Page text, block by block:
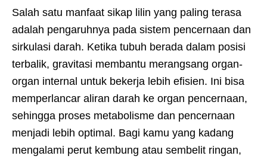
Salah satu manfaat sikap lilin yang paling terasa
adalah pengaruhnya pada sistem pencernaan dan
sirkulasi darah. Ketika tubuh berada dalam posisi
terbalik, gravitasi membantu merangsang organ-
organ internal untuk bekerja lebih efisien. Ini bisa
memperlancar aliran darah ke organ pencernaan,
sehingga proses metabolisme dan pencernaan
menjadi lebih optimal. Bagi kamu yang kadang
mengalami perut kembung atau sembelit ringan,